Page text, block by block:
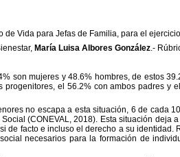
de Vida para Jefas de Familia, para el
, María Luisa Albores González.-
son mujeres y 48.6% hombres, de estos
progenitores, el 56.2% con ambos padres y
no escapa a esta situación, 6 de cada
(CONEVAL, 2018). Esta situación deja
de facto e incluso el derecho a su identidad.
necesarios para la formación de